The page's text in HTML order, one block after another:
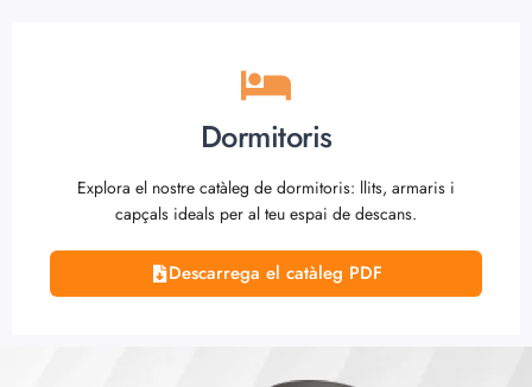
Dormitoris
Explora el nostre catàleg de dormitoris: llits, armaris i
capçals ideals per al teu espai de descans.
Descarrega el catàleg PDF